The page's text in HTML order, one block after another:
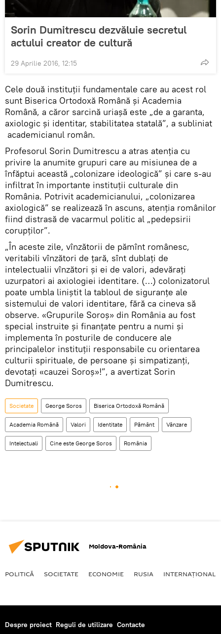
Sorin Dumitrescu dezvăluie secretul
actului creator de cultură
29 Aprilie 2016, 12:15
Cele două instituții fundamentale care au acest rol
sunt Biserica Ortodoxă Română și Academia
Română, a căror sarcină uriașă este „de a garanta,
axiologic şi identitar, stabilitatea statală”, a subliniat
academicianul român.
Profesorul Sorin Dumitrescu a atras atenția cu
privire la anumite grupuri care au misiunea de a
înfăptui această „colonizare ideologică” și care s-au
infiltrat în importante instituții culturale din
România. Potrivit academicianului, „colonizarea
axiologică” se realizează în ascuns, atenția românilor
fiind distrasă de vacarmul politic al „pedepsirii
corupților”.
„În aceste zile, vînzătorii de pămînt românesc,
veritabili vînzători de ţară, sînt dublaţi de
intelectualii vînzători şi ei de valori, adevăraţi
uzurpatori ai axiologiei identitare. (…) colonizatorul
poate umbla liniştit la tabloul de siguranţe ale
sistemului de valori identitare, fără ca cineva să
observe. «Grupurile Soroş» din România au fost
special instruite şi finanţate pentru a numi şi
implementa în posturile de conducere ale
principalelor instituţii responsabile cu orientarea
culturii spirituale, de persoane şi simpatizanţi,
devotaţi «cauzei Soroş»!”, a avertizat Sorin
Dumitrescu.
Societate George Soros Biserica Ortodoxă Română
Academia Română Valori Identitate Pământ Vânzare
Intelectuali Cine este George Soros România
Moldova-România
POLITICĂ SOCIETATE ECONOMIE RUSIA INTERNAŢIONAL
Despre proiect Reguli de utilizare Contacte